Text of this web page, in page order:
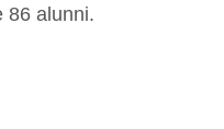
86 alunni.